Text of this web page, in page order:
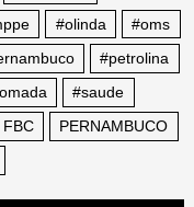
#olinda
#oms
#petrolina
#saude
FBC
PERNAMBUCO